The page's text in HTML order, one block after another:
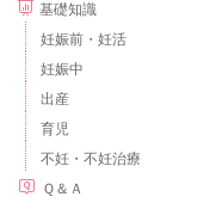
基礎知識
妊娠前・妊活
妊娠中
出産
育児
不妊・不妊治療
Ｑ＆Ａ